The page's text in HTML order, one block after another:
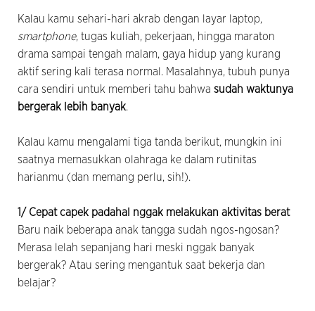
Kalau kamu sehari-hari akrab dengan layar laptop,
smartphone, tugas kuliah, pekerjaan, hingga maraton
drama sampai tengah malam, gaya hidup yang kurang
aktif sering kali terasa normal. Masalahnya, tubuh punya
cara sendiri untuk memberi tahu bahwa sudah waktunya
bergerak lebih banyak.
Kalau kamu mengalami tiga tanda berikut, mungkin ini
saatnya memasukkan olahraga ke dalam rutinitas
harianmu (dan memang perlu, sih!).
1/ Cepat capek padahal nggak melakukan aktivitas berat
Baru naik beberapa anak tangga sudah ngos-ngosan?
Merasa lelah sepanjang hari meski nggak banyak
bergerak? Atau sering mengantuk saat bekerja dan
belajar?